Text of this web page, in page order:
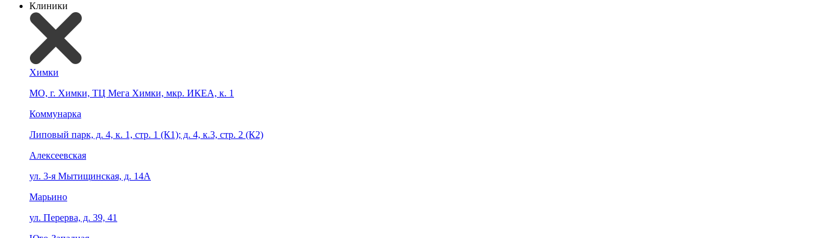
Клиники
Химки
МО, г. Химки, ТЦ Мега Химки, мкр. ИКЕА, к. 1
Коммунарка
Липовый парк, д. 4, к. 1, стр. 1 (К1); д. 4, к.3, стр. 2 (К2)
Алексеевская
ул. 3-я Мытищинская, д. 14А
Марьино
ул. Перерва, д. 39, 41